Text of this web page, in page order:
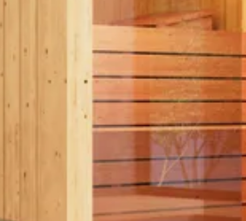
om de mogelijkheden te bespreken.
bewerking nodig voor het opbouwen.
je op weg te helpen. Wil je liever